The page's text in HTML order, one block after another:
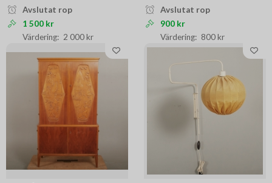
Avslutat rop
1 500 kr
2 000 kr
Avslutat rop
900 kr
800 kr